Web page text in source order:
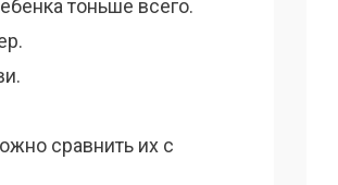
тоньше всего.
сравнить их с